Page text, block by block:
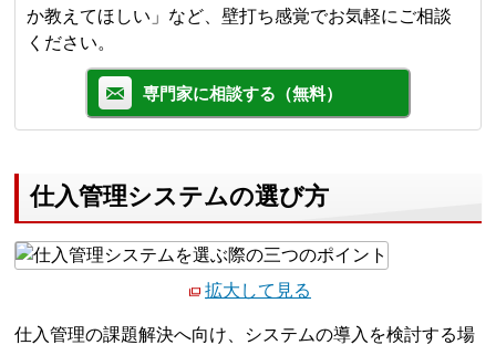
か教えてほしい」など、壁打ち感覚でお気軽にご相談
ください。
専門家に相談する（無料）
仕入管理システムの選び方
拡大して見る
仕入管理の課題解決へ向け、システムの導入を検討する場